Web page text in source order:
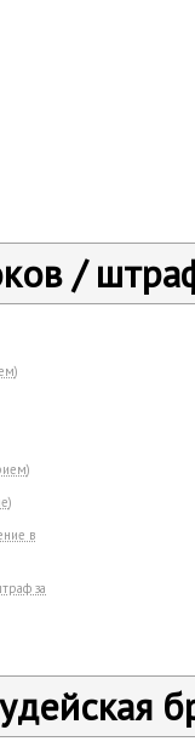
/
)
)
)
в
за